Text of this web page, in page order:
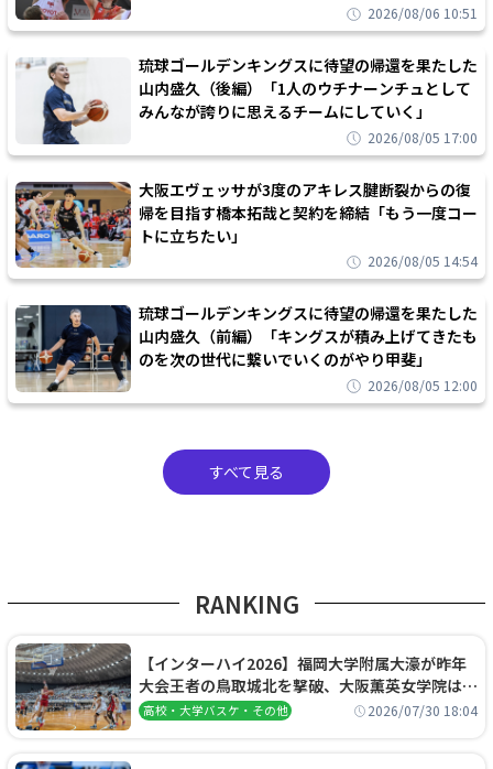
2026/08/06 10:51
琉球ゴールデンキングスに待望の帰還を果たした
山内盛久（後編）「1人のウチナーンチュとして
みんなが誇りに思えるチームにしていく」
2026/08/05 17:00
大阪エヴェッサが3度のアキレス腱断裂からの復
帰を目指す橋本拓哉と契約を締結「もう一度コー
トに立ちたい」
2026/08/05 14:54
琉球ゴールデンキングスに待望の帰還を果たした
山内盛久（前編）「キングスが積み上げてきたも
のを次の世代に繋いでいくのがやり甲斐」
2026/08/05 12:00
すべて見る
RANKING
【インターハイ2026】福岡大学附属大濠が昨年
大会王者の鳥取城北を撃破、大阪薫英女学院は岐
阜女子に完勝、大会3日目試合結果
高校・大学バスケ・その他 2026/07/30 18:04